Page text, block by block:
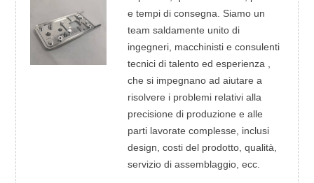
e tempi di consegna. Siamo un
team saldamente unito di
ingegneri, macchinisti e consulenti
tecnici di talento ed esperienza ,
che si impegnano ad aiutare a
risolvere i problemi relativi alla
precisione di produzione e alle
parti lavorate complesse, inclusi
design, costi del prodotto, qualità,
servizio di assemblaggio, ecc.